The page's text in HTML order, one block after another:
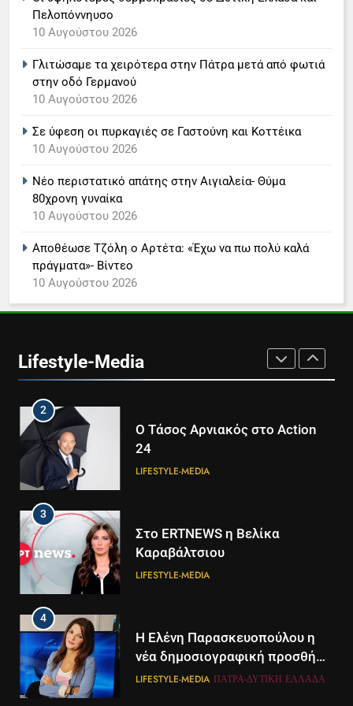
Πελοπόννηυσο
10 Αυγούστου 2026
Γλιτώσαμε τα χειρότερα στην Πάτρα μετά από φωτιά
στην οδό Γερμανού
10 Αυγούστου 2026
Σε ύφεση οι πυρκαγιές σε Γαστούνη και Κοττέικα
10 Αυγούστου 2026
Νέο περιστατικό απάτης στην Αιγιαλεία- Θύμα
80χρονη γυναίκα
10 Αυγούστου 2026
Αποθέωσε Τζόλη ο Αρτέτα: «Έχω να πω πολύ καλά
πράγματα»- Βίντεο
10 Αυγούστου 2026
Lifestyle-Media
«τιμόνι» του κεντρικού δελτίου
7
ανακοίνωση του σταθμού
8
Τέλος από τον ΑΝΤ1 ο
Παναγιώτης Στάθης
1
σπουδαίου ηθοποιού Νίκου
Καλογερόπουλου- Βίντεο
LIFESTYLE-MEDIA
2
Ο Τάσος Αρνιακός στο Action
24
LIFESTYLE-MEDIA
3
Στο ERTNEWS η Βελίκα
Καραβάλτσιου
LIFESTYLE-MEDIA
4
Η Ελένη Παρασκευοπούλου η
νέα δημοσιογραφική προσθήκη
του ΣΚΑΪ στην Πάτρα
LIFESTYLE-MEDIA ΠΆΤΡΑ-ΔΥΤΙΚΉ ΕΛΛΆΔΑ